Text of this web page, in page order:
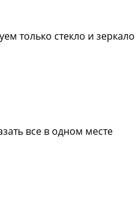
только стекло и зеркало
все в одном месте